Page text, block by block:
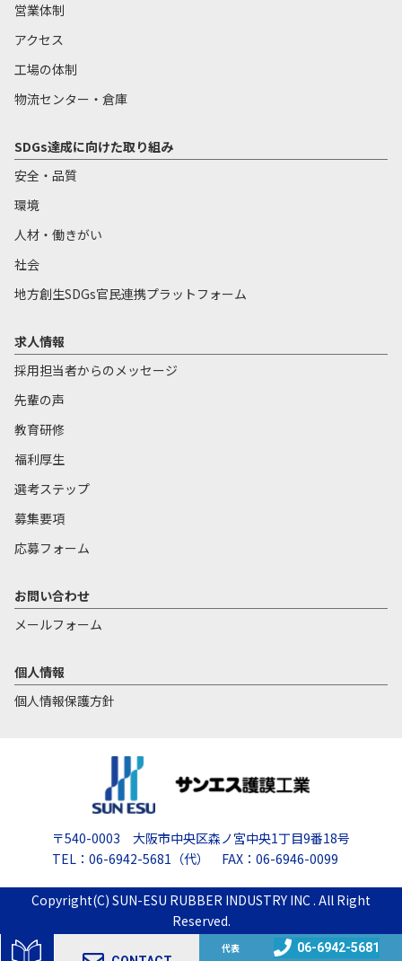
代表 06-6942-5681
営業体制
アクセス
工場の体制
物流センター・倉庫
SDGs達成に向けた取り組み
安全・品質
環境
人材・働きがい
社会
地方創生SDGs官民連携プラットフォーム
求人情報
採用担当者からのメッセージ
先輩の声
教育研修
福利厚生
選考ステップ
募集要項
応募フォーム
お問い合わせ
メールフォーム
個人情報
個人情報保護方針
〒540-0003 大阪市中央区森ノ宮中央1丁目9番18号
TEL：06-6942-5681（代） FAX：06-6946-0099
Copyright(C) SUN-ESU RUBBER INDUSTRY INC . All Right
Reserved.